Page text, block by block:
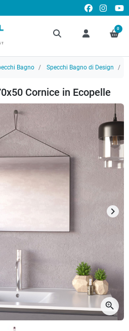
0
Bagno Specchi Bagno di Design
Cornice in Ecopelle
keyboard_arrow_right
zoom_in